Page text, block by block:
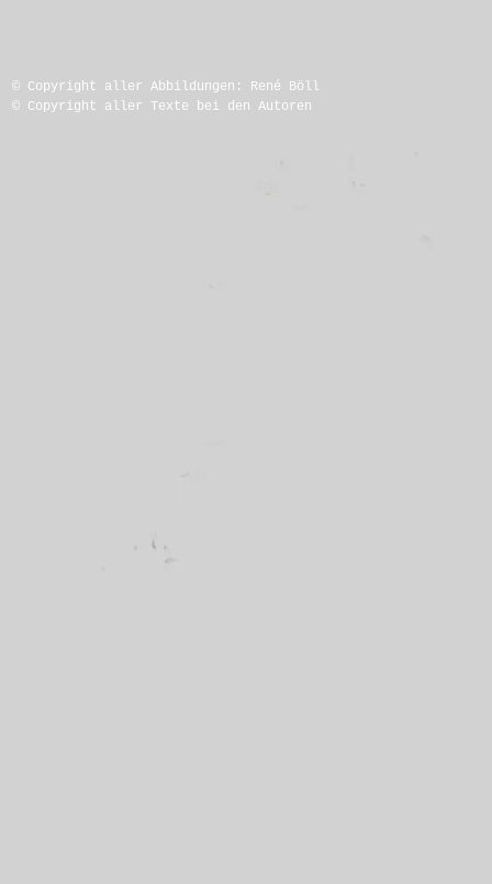
© Copyright aller Abbildungen: René Böll
© Copyright aller Texte bei den Autoren